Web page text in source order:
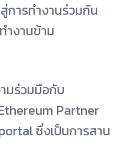
การทำงานร่วมกัน
ำงานข้าม
มร่วมมือกับ
Partner
ซึ่งเป็นการสาน